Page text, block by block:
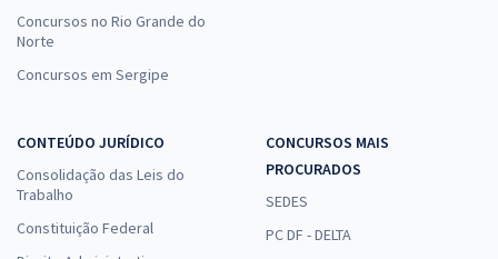
Concursos no Rio Grande do
Norte
Concursos em Sergipe
CONTEÚDO JURÍDICO
Consolidação das Leis do
Trabalho
Constituição Federal
CONCURSOS MAIS
PROCURADOS
SEDES
PC DF - DELTA